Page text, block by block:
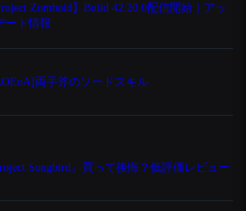
Zomboid】Build 42.20.0配信開始｜アッ
ート情報
両手斧のソードスキル
Songbird』買って後悔？低評価レビュー